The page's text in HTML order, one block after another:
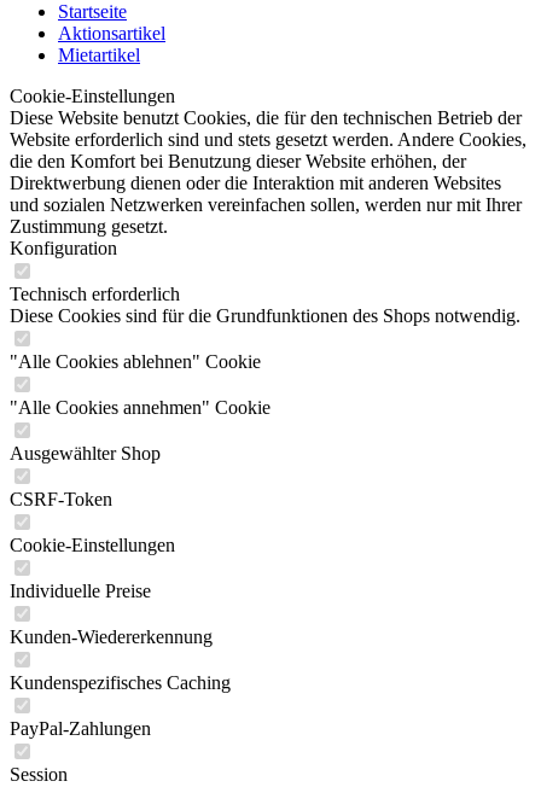
Startseite
Aktionsartikel
Mietartikel
Cookie-Einstellungen
Diese Website benutzt Cookies, die für den technischen Betrieb der
Website erforderlich sind und stets gesetzt werden. Andere Cookies,
die den Komfort bei Benutzung dieser Website erhöhen, der
Direktwerbung dienen oder die Interaktion mit anderen Websites
und sozialen Netzwerken vereinfachen sollen, werden nur mit Ihrer
Zustimmung gesetzt.
Konfiguration
Technisch erforderlich
Diese Cookies sind für die Grundfunktionen des Shops notwendig.
"Alle Cookies ablehnen" Cookie
"Alle Cookies annehmen" Cookie
Ausgewählter Shop
CSRF-Token
Cookie-Einstellungen
Individuelle Preise
Kunden-Wiedererkennung
Kundenspezifisches Caching
PayPal-Zahlungen
Session